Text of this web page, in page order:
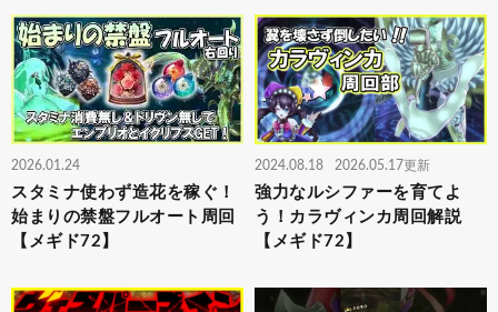
2026.01.24
スタミナ使わず造花を稼ぐ！
始まりの禁盤フルオート周回
【メギド72】
2024.08.18 2026.05.17更新
強力なルシファーを育てよ
う！カラヴィンカ周回解説
【メギド72】